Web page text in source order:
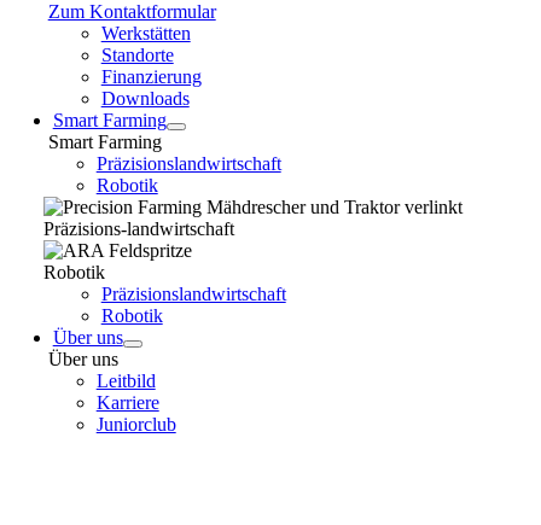
Zum Kontaktformular
Werkstätten
Standorte
Finanzierung
Downloads
Smart Farming
Smart Farming
Präzisionslandwirtschaft
Robotik
Präzisions-landwirtschaft
Robotik
Präzisionslandwirtschaft
Robotik
Über uns
Über uns
Leitbild
Karriere
Juniorclub